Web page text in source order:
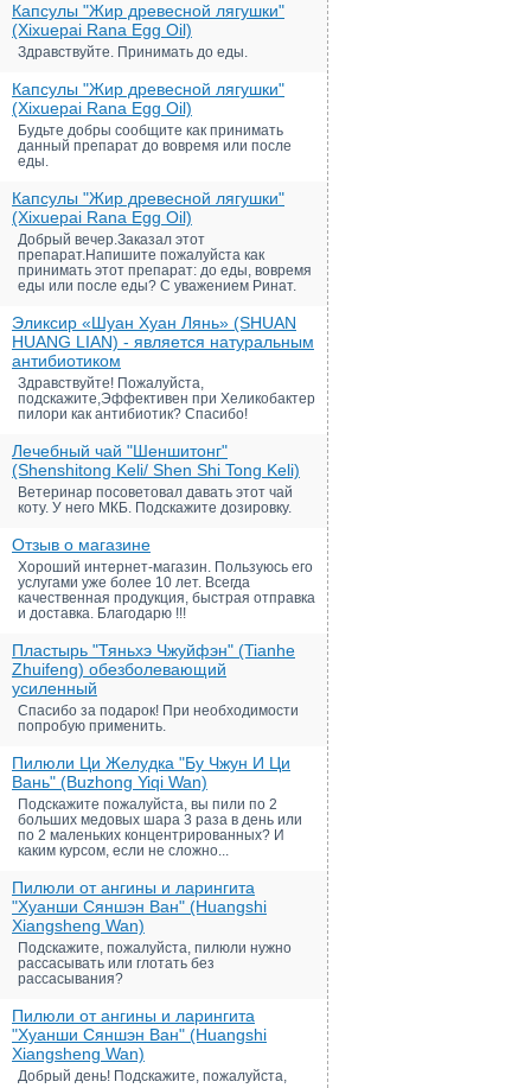
Капсулы "Жир древесной лягушки"
(Xixuepai Rana Egg Oil)
Здравствуйте. Принимать до еды.
Капсулы "Жир древесной лягушки"
(Xixuepai Rana Egg Oil)
Будьте добры сообщите как принимать
данный препарат до вовремя или после
еды.
Капсулы "Жир древесной лягушки"
(Xixuepai Rana Egg Oil)
Добрый вечер.Заказал этот
препарат.Напишите пожалуйста как
принимать этот препарат: до еды, вовремя
еды или после еды? С уважением Ринат.
Эликсир «Шуан Хуан Лянь» (SHUAN
HUANG LIAN) - является натуральным
антибиотиком
Здравствуйте! Пожалуйста,
подскажите,Эффективен при Хеликобактер
пилори как антибиотик? Спасибо!
Лечебный чай "Шеншитонг"
(Shenshitong Keli/ Shen Shi Tong Keli)
Ветеринар посоветовал давать этот чай
коту. У него МКБ. Подскажите дозировку.
Отзыв о магазине
Хороший интернет-магазин. Пользуюсь его
услугами уже более 10 лет. Всегда
качественная продукция, быстрая отправка
и доставка. Благодарю !!!
Пластырь "Тяньхэ Чжуйфэн" (Tianhe
Zhuifeng) обезболевающий
усиленный
Спасибо за подарок! При необходимости
попробую применить.
Пилюли Ци Желудка "Бу Чжун И Ци
Вань" (Buzhong Yiqi Wan)
Подскажите пожалуйста, вы пили по 2
больших медовых шара 3 раза в день или
по 2 маленьких концентрированных? И
каким курсом, если не сложно...
Пилюли от ангины и ларингита
"Хуанши Сяншэн Ван" (Huangshi
Xiangsheng Wan)
Подскажите, пожалуйста, пилюли нужно
рассасывать или глотать без
рассасывания?
Пилюли от ангины и ларингита
"Хуанши Сяншэн Ван" (Huangshi
Xiangsheng Wan)
Добрый день! Подскажите, пожалуйста,